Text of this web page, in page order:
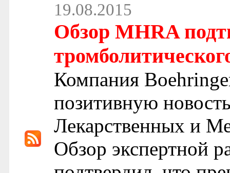
19.08.2015
Обзор MHRA
Компания
позитивную
Лекарственных и
Обзор экспертной